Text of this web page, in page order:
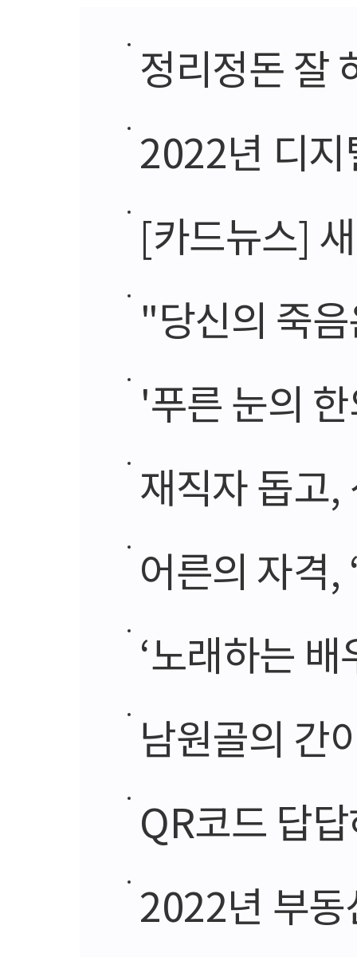
정리정돈 잘
2022년 디지
[카드뉴스]
"당신의 죽음은
'푸른 눈의
재직자 돕고
어른의 자격,
‘노래하는 배
남원골의 간
QR코드 답
2022년 부동